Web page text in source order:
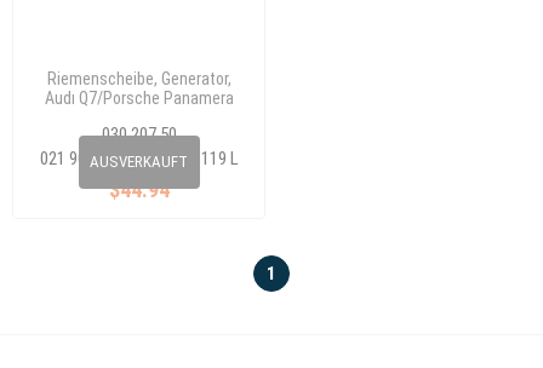
AUSVERKAUFT
Riemenscheibe, Generator,
Audı Q7/Porsche Panamera
030 207 50
$44.94
021 903 119 J/021 903 119 L
1